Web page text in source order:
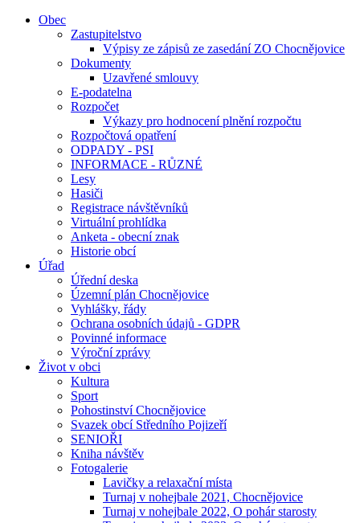
Obec
Zastupitelstvo
Výpisy ze zápisů ze zasedání ZO Chocnějovice
Dokumenty
Uzavřené smlouvy
E-podatelna
Rozpočet
Výkazy pro hodnocení plnění rozpočtu
Rozpočtová opatření
ODPADY - PSI
INFORMACE - RŮZNÉ
Lesy
Hasiči
Registrace návštěvníků
Virtuální prohlídka
Anketa - obecní znak
Historie obcí
Úřad
Úřední deska
Územní plán Chocnějovice
Vyhlášky, řády
Ochrana osobních údajů - GDPR
Povinné informace
Výroční zprávy
Život v obci
Kultura
Sport
Pohostinství Chocnějovice
Svazek obcí Středního Pojizeří
SENIOŘI
Kniha návštěv
Fotogalerie
Lavičky a relaxační místa
Turnaj v nohejbale 2021, Chocnějovice
Turnaj v nohejbale 2022, O pohár starosty